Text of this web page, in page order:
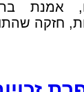
אמנת
חזקה